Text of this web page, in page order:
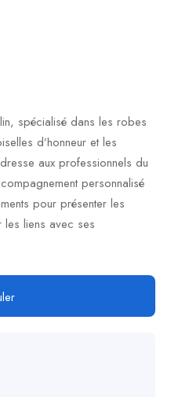
spécialisé dans les robes
d’honneur et les
aux professionnels du
personnalisé
pour présenter les
liens avec ses